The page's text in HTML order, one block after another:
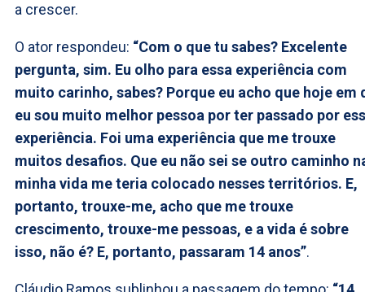
a crescer.
O ator respondeu: “Com o que tu sabes? Excelente
pergunta, sim. Eu olho para essa experiência com
muito carinho, sabes? Porque eu acho que hoje em
eu sou muito melhor pessoa por ter passado por
experiência. Foi uma experiência que me trouxe
muitos desafios. Que eu não sei se outro caminho
minha vida me teria colocado nesses territórios. E,
portanto, trouxe-me, acho que me trouxe
crescimento, trouxe-me pessoas, e a vida é sobre
isso, não é? E, portanto, passaram 14 anos”.